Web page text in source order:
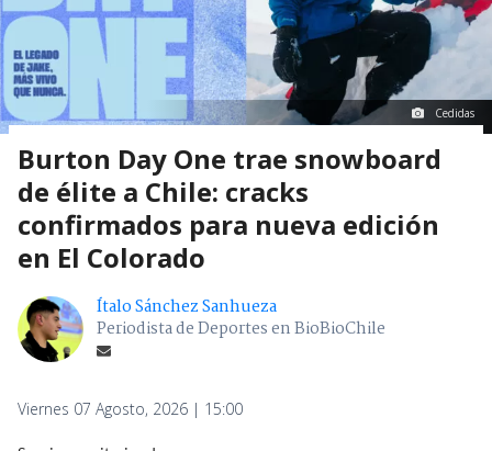
Cedidas
Burton Day One trae snowboard
de élite a Chile: cracks
confirmados para nueva edición
en El Colorado
Ítalo Sánchez Sanhueza
Periodista de Deportes en BioBioChile
Viernes 07 Agosto, 2026 | 15:00